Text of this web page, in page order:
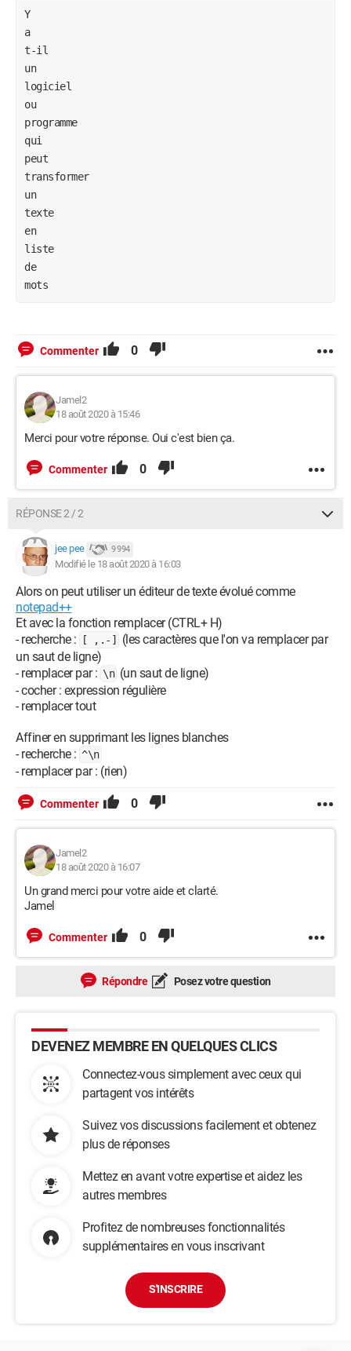
Y
a
t-il
un
logiciel
ou
programme
qui
peut
transformer
un
texte
en
liste
de
mots
Commenter 0
Jamel2
18 août 2020 à 15:46
Merci pour votre réponse. Oui c'est bien ça.
Commenter 0
RÉPONSE 2 / 2
jee pee 9 994
Modifié le 18 août 2020 à 16:03
Alors on peut utiliser un éditeur de texte évolué comme
notepad++
Et avec la fonction remplacer (CTRL+ H)
- recherche :
[ ,.-]
(les caractères que l'on va remplacer par
un saut de ligne)
- remplacer par : \n (un saut de ligne)
- cocher : expression régulière
- remplacer tout
Affiner en supprimant les lignes blanches
- recherche : ^\n
- remplacer par : (rien)
Commenter 0
Jamel2
18 août 2020 à 16:07
Un grand merci pour votre aide et clarté.
Jamel
Commenter 0
Répondre Posez votre question
DEVENEZ MEMBRE EN QUELQUES CLICS
Connectez-vous simplement avec ceux qui
partagent vos intérêts
Suivez vos discussions facilement et obtenez
plus de réponses
Mettez en avant votre expertise et aidez les
autres membres
Profitez de nombreuses fonctionnalités
supplémentaires en vous inscrivant
S'INSCRIRE